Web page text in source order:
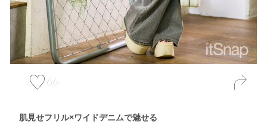
66
肌見せフリル×ワイドデニムで魅せる